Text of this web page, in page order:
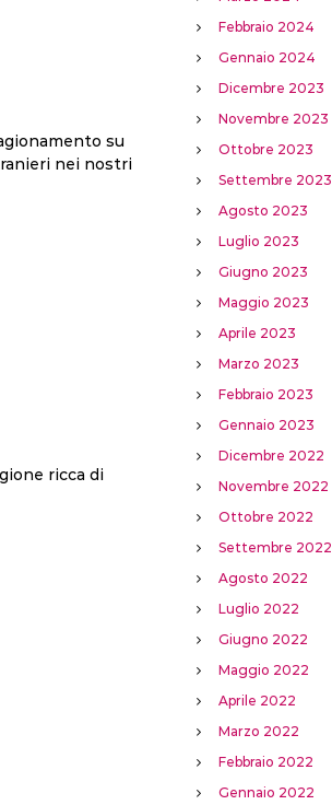
su
nei nostri
ricca di
Febbraio 2024
Gennaio 2024
Dicembre 2023
Novembre 2023
Ottobre 2023
Settembre 2023
Agosto 2023
Luglio 2023
Giugno 2023
Maggio 2023
Aprile 2023
Marzo 2023
Febbraio 2023
Gennaio 2023
Dicembre 2022
Novembre 2022
Ottobre 2022
Settembre 2022
Agosto 2022
Luglio 2022
Giugno 2022
Maggio 2022
Aprile 2022
Marzo 2022
Febbraio 2022
Gennaio 2022